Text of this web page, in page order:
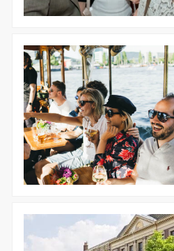
Floating
Dinner
Dagprogramma